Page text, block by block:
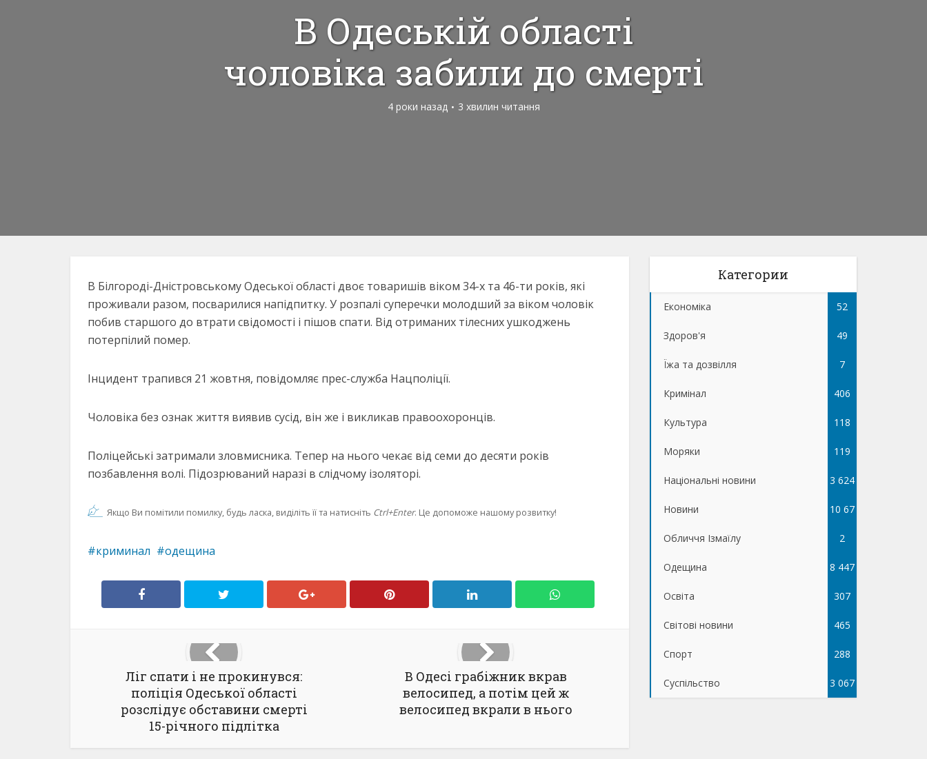
В Одеській області
чоловіка забили до смерті
4 роки назад 3 хвилин читання
В Білгороді-Дністровському Одеської області двоє товаришів віком 34-х та 46-ти років, які
проживали разом, посварилися напідпитку. У розпалі суперечки молодший за віком чоловік
побив старшого до втрати свідомості і пішов спати. Від отриманих тілесних ушкоджень
потерпілий помер.
Інцидент трапився 21 жовтня, повідомляє прес-служба Нацполіції.
Чоловіка без ознак життя виявив сусід, він же і викликав правоохоронців.
Поліцейські затримали зловмисника. Тепер на нього чекає від семи до десяти років
позбавлення волі. Підозрюваний наразі в слідчому ізоляторі.
Якщо Ви помітили помилку, будь ласка, виділіть її та натисніть Ctrl+Enter. Це допоможе нашому розвитку!
криминал одещина
Ліг спати і не прокинувся:
поліція Одеської області
розслідує обставини смерті
15-річного підлітка
В Одесі грабіжник вкрав
велосипед, а потім цей ж
велосипед вкрали в нього
Категории
Економіка 52
Здоров'я 49
Їжа та дозвілля 7
Кримінал 406
Культура 118
Моряки 119
Національні новини 3 624
Новини 10 67
5
Обличчя Ізмаїлу 2
Одещина 8 447
Освіта 307
Світові новини 465
Спорт 288
Суспільство 3 067